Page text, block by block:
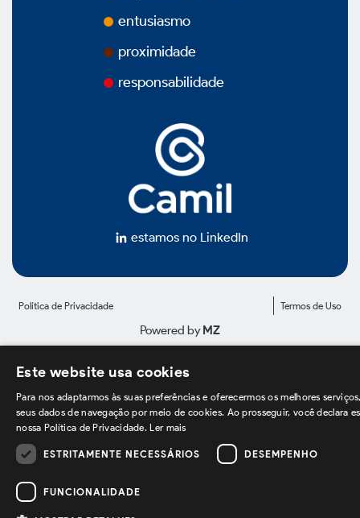
Visão Geral
Estatuto Social
Estrutura Acionária
Diretoria, Conselho e Comitês
Políticas e Códigos
Informações Financeiras
Apresentações e Teleconferências
entusiasmo
proximidade
responsabilidade
estamos no LinkedIn
Política de Privacidade Termos de Uso
Powered by MZ
Este website usa cookies
Para nos adaptarmos às suas preferências e oferecermos os melhores
seus dados de navegação por meio de cookies. Ao prosseguir, você declara
nossa Política de Privacidade.Ler mais
ESTRITAMENTE NECESSÁRIOS DESEMPENHO
FUNCIONALIDADE